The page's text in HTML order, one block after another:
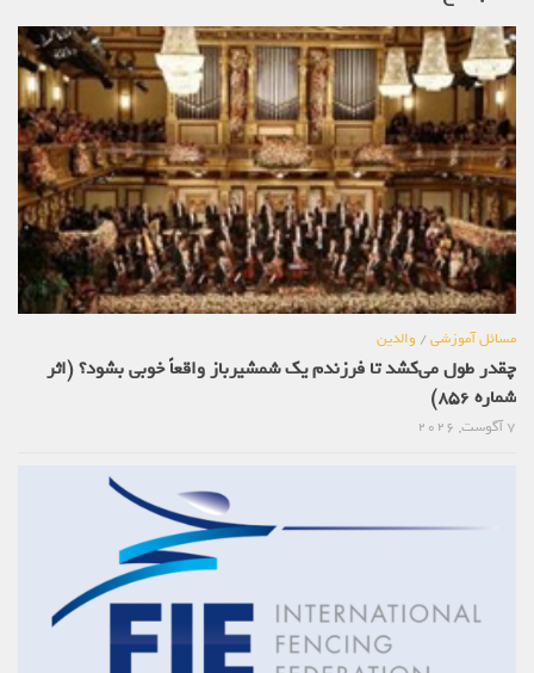
مسائل آموزشی/والدین
چقدر طول می‌کشد تا فرزندم یک شمشیرباز واقعاً خوبی بشود؟ (اثر
شماره 856)